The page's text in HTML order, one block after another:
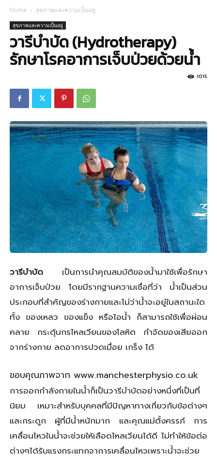
Home สุขภาพและความเป็นอยู่
สุขภาพและความเป็นอยู่
วารีบำบัด (Hydrotherapy)
รักษาโรคอาการเจ็บป่วยด้วยน้ำ
1015
วารีบำบัด เป็นการนำคุณสมบัติของน้ำมาใช้เพื่อรักษา
อาการเจ็บป่วย โดยมีรากฐานความเชื่อที่ว่า น้ำเป็นส่วน
ประกอบที่สำคัญของร่างกายและไม่ว่าน้ำจะอยู่ในสถานะใด
ทั้ง ของเหลว ของแข็ง หรือไอน้ำ ก็สามารถใช้เพื่อผ่อน
คลาย กระตุ้นกรไหลเวียนของโลหิต กำจัดของเสียออก
จากร่างกาย ลดอาการปวดเมื่อย เกร็ง ได้
ขอบคุณภาพจาก www.manchesterphysio.co.uk
การออกกำลังกายในน้ำก็เป็นวารีบำบัดอย่างหนึ่งที่เป็นที่
นิยม เหมาะสำหรับบุคคลที่มีปัญหาทางเกี่ยวกับข้อต่างๆ
และกระดูก ผู้ที่มีน้ำหนักมาก และคุณแม่ตั้งครรภ์ การ
เคลื่อนไหวในน้ำจะช่วยให้เลือดไหลเวียนได้ดี ไม่ทำให้ข้อต่อ
ต่างๆได้รับแรงกระแทกจาการเคลื่อนไหวเพราะน้ำจะช่วย